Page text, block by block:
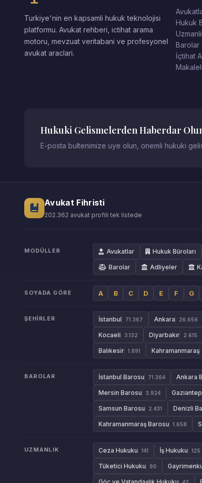
Turkiye'nin en kapsamli hukuk teknolojisi
platformu. Avukat rehberi, ictihat arama
motoru, mevzuat veritabani ve profesyonel
avukat araclari.
Hukuk
Barolar
İçtihat
Hukuki Gelismelerden Haberdar
E-posta bultenimize uye olun, onemli hukuki
Avukat Fihristi
202.362 avukat profili tek listede
MODÜLLER Avukatlar Hukuk Büroları
Barolar Adliyeler
SOYADA GÖRE A B C D E F G
ŞEHIRLER İstanbul 71.367 Ankara 26.656
Kocaeli 3.132 Diyarbakır 2.615
Balıkesir 1.891 Kahramanmaraş
BAROLAR İstanbul Barosu 71.364 Ankara
Mersin Barosu 3.924
Samsun Barosu 2.431 Denizli
Kahramanmaraş Barosu 1.658
UZMANLIK Ceza Hukuku 141 İş Hukuku 125
Tüketici Hukuku 90
42